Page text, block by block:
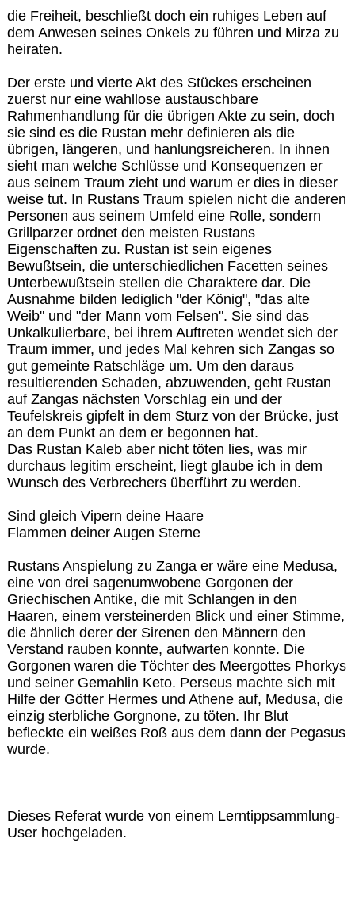
die Freiheit, beschließt doch ein ruhiges Leben auf
dem Anwesen seines Onkels zu führen und Mirza zu
heiraten.
Der erste und vierte Akt des Stückes erscheinen
zuerst nur eine wahllose austauschbare
Rahmenhandlung für die übrigen Akte zu sein, doch
sie sind es die Rustan mehr definieren als die
übrigen, längeren, und hanlungsreicheren. In ihnen
sieht man welche Schlüsse und Konsequenzen er
aus seinem Traum zieht und warum er dies in dieser
weise tut. In Rustans Traum spielen nicht die anderen
Personen aus seinem Umfeld eine Rolle, sondern
Grillparzer ordnet den meisten Rustans
Eigenschaften zu. Rustan ist sein eigenes
Bewußtsein, die unterschiedlichen Facetten seines
Unterbewußtsein stellen die Charaktere dar. Die
Ausnahme bilden lediglich "der König", "das alte
Weib" und "der Mann vom Felsen". Sie sind das
Unkalkulierbare, bei ihrem Auftreten wendet sich der
Traum immer, und jedes Mal kehren sich Zangas so
gut gemeinte Ratschläge um. Um den daraus
resultierenden Schaden, abzuwenden, geht Rustan
auf Zangas nächsten Vorschlag ein und der
Teufelskreis gipfelt in dem Sturz von der Brücke, just
an dem Punkt an dem er begonnen hat.
Das Rustan Kaleb aber nicht töten lies, was mir
durchaus legitim erscheint, liegt glaube ich in dem
Wunsch des Verbrechers überführt zu werden.
Sind gleich Vipern deine Haare
Flammen deiner Augen Sterne
Rustans Anspielung zu Zanga er wäre eine Medusa,
eine von drei sagenumwobene Gorgonen der
Griechischen Antike, die mit Schlangen in den
Haaren, einem versteinerden Blick und einer Stimme,
die ähnlich derer der Sirenen den Männern den
Verstand rauben konnte, aufwarten konnte. Die
Gorgonen waren die Töchter des Meergottes Phorkys
und seiner Gemahlin Keto. Perseus machte sich mit
Hilfe der Götter Hermes und Athene auf, Medusa, die
einzig sterbliche Gorgnone, zu töten. Ihr Blut
befleckte ein weißes Roß aus dem dann der Pegasus
wurde.
Dieses Referat wurde von einem Lerntippsammlung-
User hochgeladen.